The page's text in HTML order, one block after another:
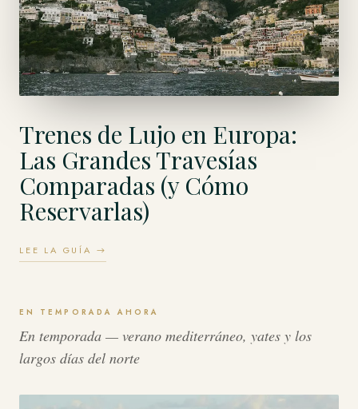
Trenes de Lujo en Europa:
Las Grandes Travesías
Comparadas (y Cómo
Reservarlas)
LEE LA GUÍA →
EN TEMPORADA AHORA
En temporada — verano mediterráneo, yates y los
largos días del norte